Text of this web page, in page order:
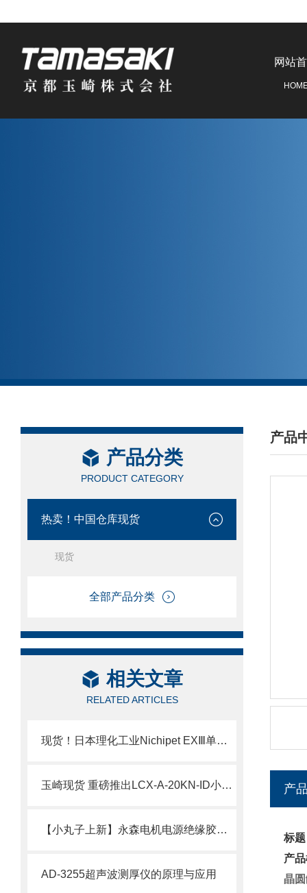
网站
产品分类
PRODUCT CATEGORY
热卖！中国仓库现货
现货
全部产品分类
相关文章
RELATED ARTICLES
现货！日本理化工业Nichipet EXⅢ单道可调移液器技术介绍
玉崎现货 重磅推出LCX-A-20KN-ID小型压缩式载荷传感器
【小丸子上新】永森电机电源绝缘胶套50AMP现货
AD-3255超声波测厚仪的原理与应用
产品
/
产
标
产
晶